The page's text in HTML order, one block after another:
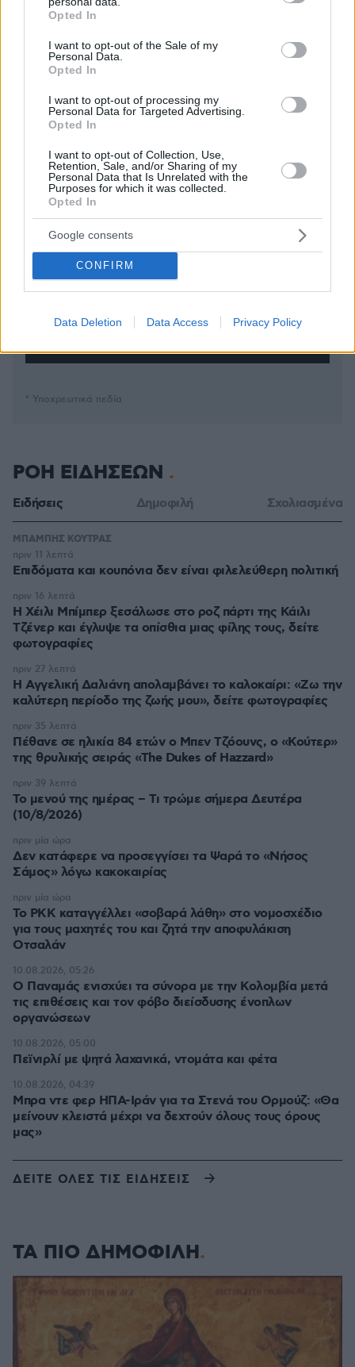
grant or deny consent to Google and its third-party tags to
use your data for below specified purposes in below Google
consent section.
Opted In
I want to opt-out of the Sale of my
Personal Data.
Opted In
I want to opt-out of processing my
Personal Data for Targeted Advertising.
Opted In
I want to opt-out of Collection, Use,
Retention, Sale, and/or Sharing of my
Personal Data that Is Unrelated with the
Purposes for which it was collected.
Opted In
Google consents
CONFIRM
Data Deletion Data Access Privacy Policy
ΣΧΌΛΙΟ *
Απομένουν2500χαρακτήρες
* Υποχρεωτικά πεδία
ΡΟΗ ΕΙΔΗΣΕΩΝ
Ειδήσεις Δημοφιλή Σχολιασμένα
ΜΠΑΜΠΗΣ ΚΟΥΤΡΑΣ
Επιδόματα και κουπόνια δεν είναι φιλελεύθερη πολιτική
πριν 11 λεπτά
Η Χέιλι Μπίμπερ ξεσάλωσε στο ροζ πάρτι της Κάιλι
Τζένερ και έγλυψε τα οπίσθια μιας φίλης τους, δείτε
φωτογραφίες
πριν 16 λεπτά
Η Αγγελική Δαλιάνη απολαμβάνει το καλοκαίρι: «Ζω την
καλύτερη περίοδο της ζωής μου», δείτε φωτογραφίες
πριν 27 λεπτά
Πέθανε σε ηλικία 84 ετών ο Μπεν Τζόουνς, ο «Κούτερ»
της θρυλικής σειράς «The Dukes of Hazzard»
πριν 35 λεπτά
Το μενού της ημέρας – Τι τρώμε σήμερα Δευτέρα
(10/8/2026)
πριν 39 λεπτά
Δεν κατάφερε να προσεγγίσει τα Ψαρά το «Νήσος
Σάμος» λόγω κακοκαιρίας
πριν μία ώρα
Το PKK καταγγέλλει «σοβαρά λάθη» στο νομοσχέδιο
για τους μαχητές του και ζητά την αποφυλάκιση
Οτσαλάν
πριν μία ώρα
O Παναμάς ενισχύει τα σύνορα με την Κολομβία μετά
τις επιθέσεις και τον φόβο διείσδυσης ένοπλων
οργανώσεων
10.08.2026, 05:26
Πεϊνιρλί με ψητά λαχανικά, ντομάτα και φέτα
10.08.2026, 05:00
Μπρα ντε φερ ΗΠΑ-Ιράν για τα Στενά του Ορμούζ: «Θα
μείνουν κλειστά μέχρι να δεχτούν όλους τους όρους
μας»
10.08.2026, 04:39
ΔΕΙΤΕ ΟΛΕΣ ΤΙΣ ΕΙΔΗΣΕΙΣ
ΤΑ ΠΙΟ ΔΗΜΟΦΙΛΗ